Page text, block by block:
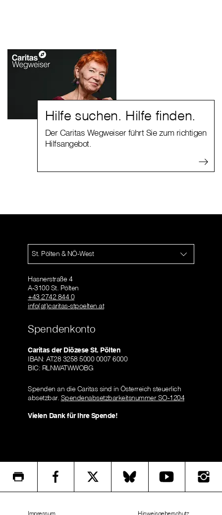
Hilfe suchen. Hilfe finden.
Der Caritas Wegweiser führt Sie zum richtigen
Hilfsangebot.
St. Pölten & NÖ-West
Hasnerstraße 4
A-3100 St. Pölten
+43 2742 844 0
info(at)caritas-stpoelten.at
Spendenkonto
Caritas der Diözese St. Pölten
IBAN: AT28 3258 5000 0007 6000
BIC: RLNWATWWOBG
Spenden an die Caritas sind in Österreich steuerlich
absetzbar. Spendenabsetzbarkeitsnummer SO-1204
Vielen Dank für Ihre Spende!
Impressum Hinweisgeberschutz